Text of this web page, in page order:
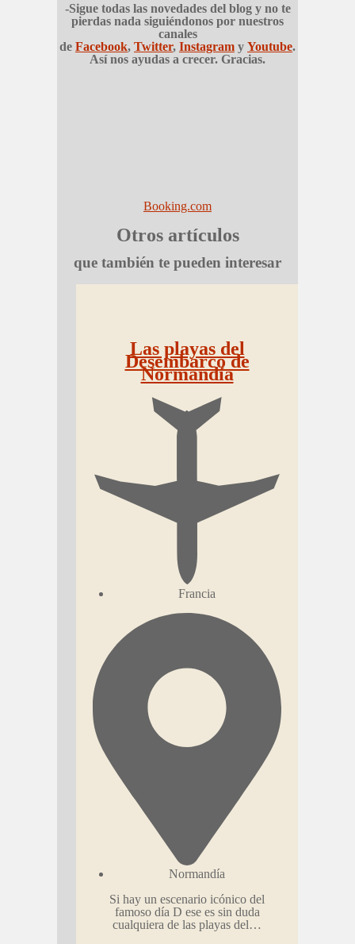
-Sigue todas las novedades del blog y no te
pierdas nada siguiéndonos por nuestros
canales
de Facebook, Twitter, Instagram y Youtube.
Así nos ayudas a crecer. Gracias.
Booking.com
Otros artículos
que también te pueden interesar
Las playas del
Desembarco de
Normandía
Francia
Normandía
Si hay un escenario icónico del
famoso día D ese es sin duda
cualquiera de las playas del…